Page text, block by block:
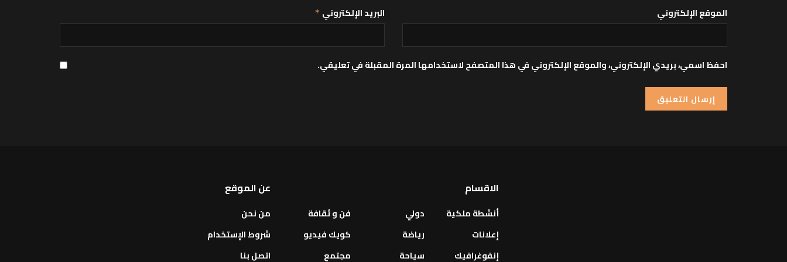
البريد الإلكتروني * الموقع الإلكتروني
احفظ اسمي، بريدي الإلكتروني، والموقع الإلكتروني في هذا المتصفح لاستخدامها المرة المقبلة في تعليقي.
الاقسام
أنشطة ملكية
إعلانات
إنفوغرافيك
دولي
رياضة
سياحة
فن و ثقافة
كويك فيديو
مجتمع
عن الموقع
من نحن
شروط الإستخدام
اتصل بنا